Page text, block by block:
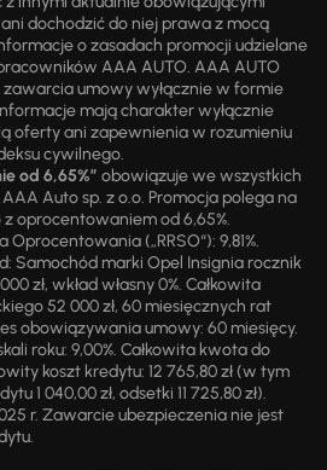
dochodzić do niej prawa z mocą
o zasadach promocji udzielane
AAA AUTO. AAA AUTO
umowy wyłącznie w formie
mają charakter wyłącznie
oferty ani zapewnienia w rozumieniu
cywilnego.
od 6,65%” obowiązuje we wszystkich
Auto sp. z o.o. Promocja polega na
oprocentowaniem od 6,65%.
(„RRSO“): 9,81%.
Samochód marki Opel Insignia rocznik
zł, wkład własny 0%. Całkowita
52 000 zł, 60 miesięcznych rat
obowiązywania umowy: 60 miesięcy.
roku: 9,00%. Całkowita kwota do
koszt kredytu: 12 765,80 zł (w tym
1 040,00 zł, odsetki 11 725,80 zł).
r. Zawarcie ubezpieczenia nie jest